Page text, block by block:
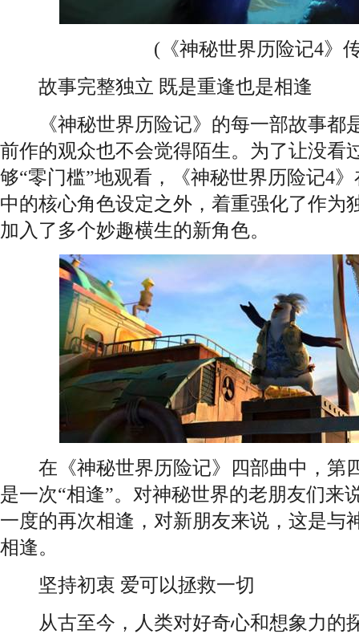
(《神秘世界历险记4》
故事完整独立 既是重逢也是相逢
《神秘世界历险记》的每一部故事都
前作的观众也不会觉得陌生。为了让没看
够“零门槛”地观看，《神秘世界历险记4
中的核心角色设定之外，着重强化了作为
加入了多个妙趣横生的新角色。
在《神秘世界历险记》四部曲中，第
是一次“相逢”。对神秘世界的老朋友们来
一度的再次相逢，对新朋友来说，这是与
相逢。
坚持初衷 爱可以拯救一切
从古至今，人类对好奇心和想象力的